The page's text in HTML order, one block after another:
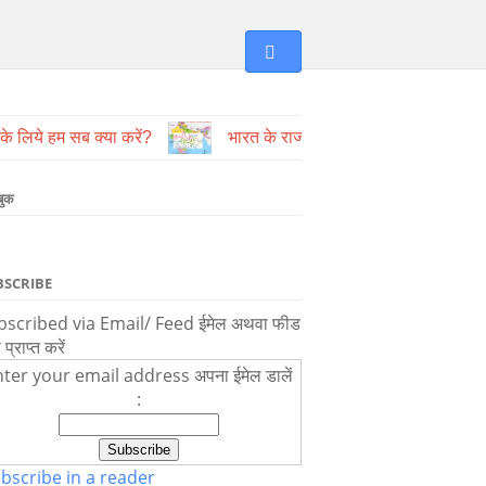
के लिये हम सब क्या करें? भारत के राज्य और उनकी भाषायें
via Email/ Feed ईमेल अथवा फीड
प्राप्त करें
your email address अपना ईमेल डालें
:
in a reader